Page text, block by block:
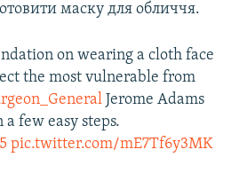
маску для обличчя.
on wearing a cloth face
the most vulnerable from
Jerome Adams
few easy steps.
pic.twitter.com/mE7Tf6y3MK